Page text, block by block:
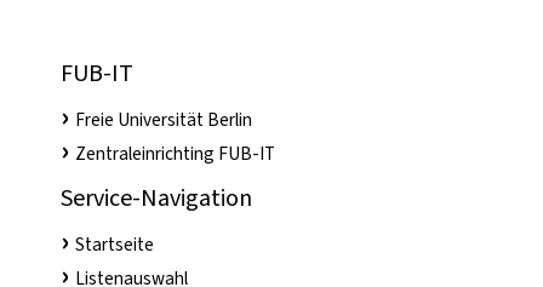
FUB-IT
Freie Universität Berlin
Zentraleinrichting FUB-IT
Service-Navigation
Startseite
Listenauswahl